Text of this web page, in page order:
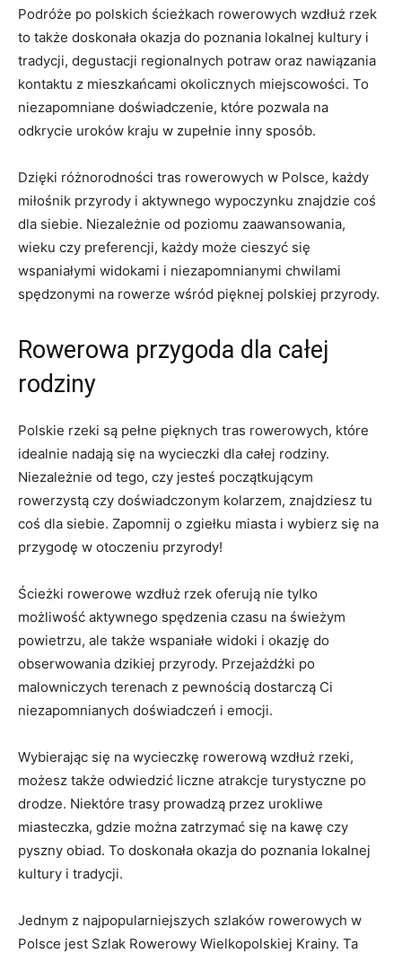
Podróże po polskich ścieżkach rowerowych wzdłuż rzek
to także doskonała okazja​ do ⁢poznania lokalnej ⁣kultury i
tradycji, degustacji regionalnych potraw oraz nawiązania
kontaktu z mieszkańcami okolicznych miejscowości. To
niezapomniane doświadczenie, które pozwala na
odkrycie uroków kraju w zupełnie inny sposób.
Dzięki różnorodności tras rowerowych w Polsce, każdy
miłośnik przyrody i aktywnego wypoczynku znajdzie ⁤coś
dla siebie. Niezależnie od poziomu zaawansowania,
wieku czy preferencji, każdy może cieszyć się
wspaniałymi widokami i ​niezapomnianymi chwilami
spędzonymi na rowerze wśród pięknej polskiej przyrody.
Rowerowa przygoda dla całej
rodziny
Polskie rzeki są pełne pięknych tras rowerowych, które
idealnie nadają się na wycieczki dla całej rodziny.
Niezależnie od tego, czy jesteś początkującym‍
rowerzystą czy doświadczonym kolarzem,⁢ znajdziesz tu ​
coś dla‍ siebie. Zapomnij ‌o zgiełku miasta i wybierz się na
⁢przygodę w‍ otoczeniu ‍przyrody!
Ścieżki rowerowe wzdłuż rzek oferują nie tylko​
możliwość aktywnego spędzenia czasu na świeżym
powietrzu, ale⁢ także wspaniałe widoki i okazję do
obserwowania dzikiej przyrody. Przejażdżki po
malowniczych terenach z pewnością dostarczą Ci
niezapomnianych doświadczeń ⁢i ⁤emocji.
Wybierając się na wycieczkę rowerową wzdłuż rzeki,
możesz także odwiedzić liczne atrakcje turystyczne po
drodze. Niektóre ⁢trasy prowadzą przez urokliwe‍
miasteczka, gdzie można zatrzymać się⁣ na kawę czy
pyszny obiad. To doskonała okazja do poznania lokalnej
kultury i tradycji.
Jednym‍ z‍ najpopularniejszych szlaków rowerowych w
Polsce jest Szlak Rowerowy Wielkopolskiej Krainy. Ta